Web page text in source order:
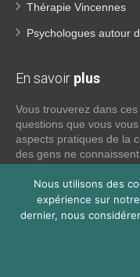
Thérapie Vincennes
Psychologues autour
En savoir plus
Vous trouverez dans
questions que vous
aspects pratiques de la
des gens ne
votre cas, voici
choses, n’hésitez pas à
Nous utilisons des
expérience sur
dernier, nous